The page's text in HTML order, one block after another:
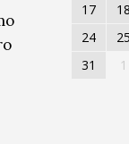
17
18
24
25
31
1